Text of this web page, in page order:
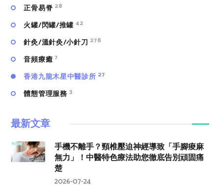
正骨易脊 28
火罐/閃罐/推罐 42
針灸/溫針灸/小針刀 278
⾳頻療癒 7
香港九龍木星中醫診所 27
體態管理服務 3
最新文章
手機不離手？頸椎壓迫神經導致「手腳痠麻
無力」！中醫特色療法助您徹底告別頑固痛
楚
2026-07-24